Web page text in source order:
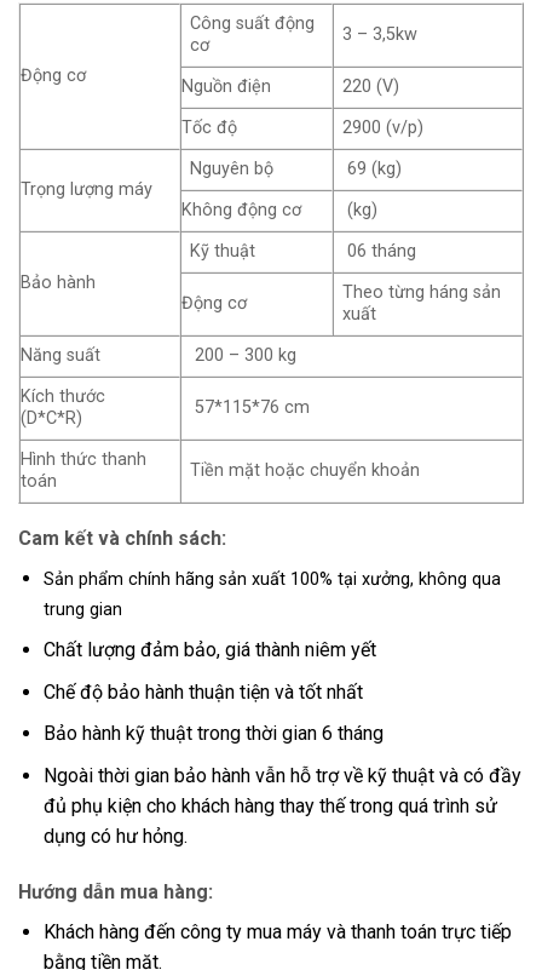
Động cơ
Công suất động
cơ
3 – 3,5kw
Nguồn điện
220 (V)
Tốc độ
2900 (v/p)
Trọng lượng máy
Nguyên bộ
69 (kg)
Không động cơ
(kg)
Bảo hành
Kỹ thuật 06 tháng
Động cơ
Theo từng háng sản
xuất
Năng suất
200 – 300 kg
Kích thước
(D*C*R)
57*115*76 cm
Hình thức thanh
toán
Tiền mặt hoặc chuyển khoản
Cam kết và chính sách:
Sản phẩm chính hãng sản xuất 100% tại xưởng, không qua
trung gian
Chất lượng đảm bảo, giá thành niêm yết
Chế độ bảo hành thuận tiện và tốt nhất
Bảo hành kỹ thuật trong thời gian 6 tháng
Ngoài thời gian bảo hành vẫn hỗ trợ về kỹ thuật và có đầy
đủ phụ kiện cho khách hàng thay thế trong quá trình sử
dụng có hư hỏng.
Hướng dẫn mua hàng:
Khách hàng đến công ty mua máy và thanh toán trực tiếp
bằng tiền mặt.